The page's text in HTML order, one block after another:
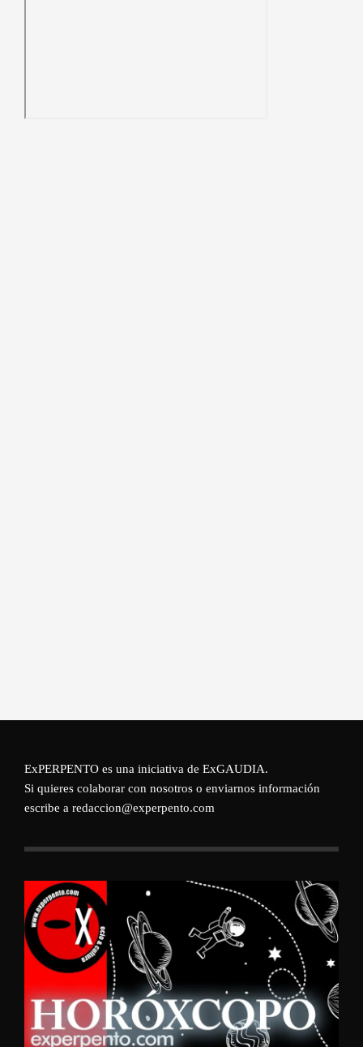
ExPERPENTO es una iniciativa de ExGAUDIA.
Si quieres colaborar con nosotros o enviarnos información
escribe a redaccion@experpento.com